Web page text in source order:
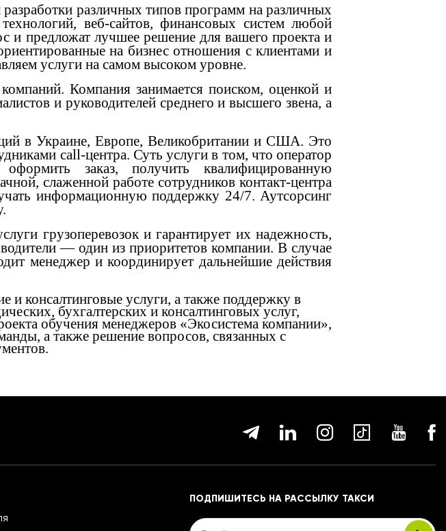
различных типов программ на различных
веб-сайтов, финансовых систем любой
и предложат лучшее решение для вашего проекта и
на бизнес отношения с клиентами и
услуги на самом высоком уровне.
Компания занимается поиском, оценкой и
и руководителей среднего и высшего звена, а
в Украине, Европе, Великобритании и США. Это
call-центра. Суть услуги в том, что оператор
заказ, получить квалифицированную
слаженной работе сотрудников контакт-центра
информационную поддержку 24/7. Аутсорсинг
грузоперевозок и гарантирует их надежность,
— один из приоритетов компании. В случае
менеджер и координирует дальнейшие действия
и консалтинговые услуги, а также поддержку в
бухгалтерских и консалтинговых услуг,
обучения менеджеров «Экосистема компании»,
а также решение вопросов, связанных с
ПОДПИШИТЕСЬ НА РАССЫЛКУ ТАКСИ